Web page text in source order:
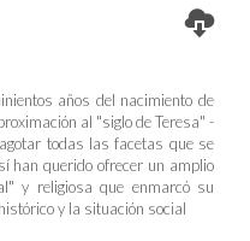
años del nacimiento de
al "siglo de Teresa" -
todas las facetas que se
han querido ofrecer un amplio
y religiosa que enmarcó su
y la situación social